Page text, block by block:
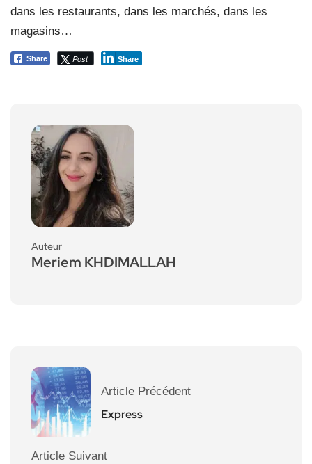
dans les restaurants, dans les marchés, dans les
magasins…
Share Post Share
Auteur
Meriem KHDIMALLAH
Article Précédent
Express
Article Suivant